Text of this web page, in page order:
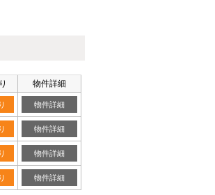
物件詳細
物件詳細
物件詳細
物件詳細
物件詳細